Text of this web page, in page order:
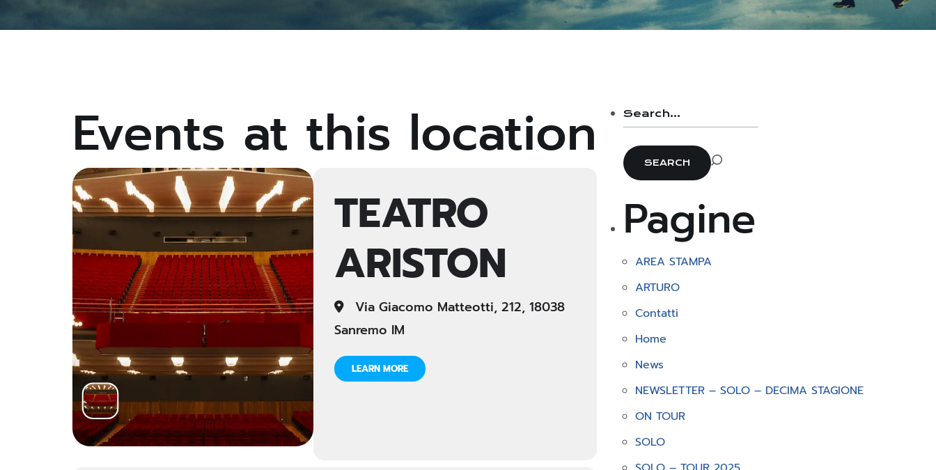
Events at this location
TEATRO
ARISTON
Via Giacomo Matteotti, 212, 18038
Sanremo IM
LEARN MORE
Pagine
AREA STAMPA
ARTURO
Contatti
Home
News
NEWSLETTER – SOLO – DECIMA STAGIONE
ON TOUR
SOLO